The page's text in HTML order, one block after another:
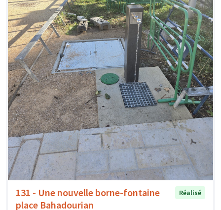
131 - Une nouvelle borne-fontaine
place Bahadourian
Réalisé